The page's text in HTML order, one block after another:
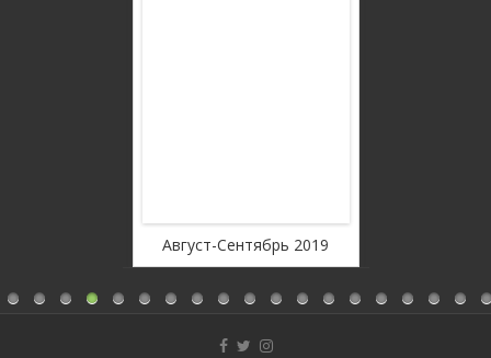
Август-Сентябрь 2019